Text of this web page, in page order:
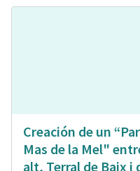
Creación de un
Mas de la Mel"
alt, Terral de Baix i